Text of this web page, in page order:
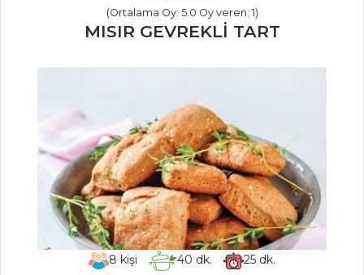
Makarna
SEBZE
YEMEKLERI
Karışık Sebze
Cipsi
Havuçlu Taco
Balık Uçtu
(Ortalama Oy: 5.0 Oy veren: 1)
MISIR GEVREKLİ TART
8 kişi 40 dk. 25dk.